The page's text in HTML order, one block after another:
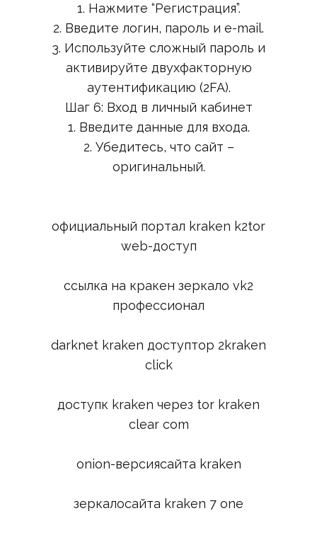
1. Нажмите “Регистрация”.
2. Введите логин, пароль и e-mail.
3. Используйте сложный пароль и
активируйте двухфакторную
аутентификацию (2FA).
Шаг 6: Вход в личный кабинет
1. Введите данные для входа.
2. Убедитесь, что сайт –
оригинальный.
официальный портал kraken k2tor
web-доступ
ссылка на кракен зеркало vk2
профессионал
darknet kraken доступтор 2kraken
click
доступк kraken через tor kraken
clear com
onion-версиясайта kraken
зеркалосайта kraken 7 one